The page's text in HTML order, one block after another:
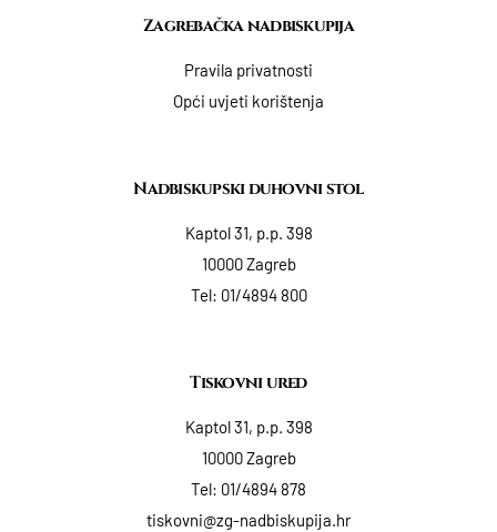
Zagrebačka nadbiskupija
Pravila privatnosti
Opći uvjeti korištenja
Nadbiskupski duhovni stol
Kaptol 31, p.p. 398
10000 Zagreb
Tel: 01/4894 800
Tiskovni ured
Kaptol 31, p.p. 398
10000 Zagreb
Tel: 01/4894 878
tiskovni@zg-nadbiskupija.hr